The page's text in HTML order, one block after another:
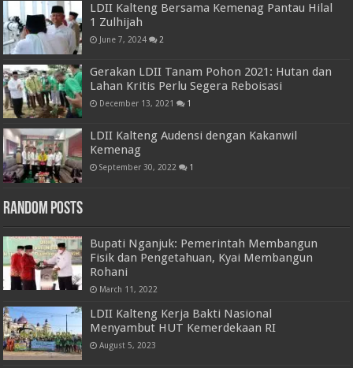
LDII Kalteng Bersama Kemenag Pantau Hilal
1 Zulhijah
June 7, 2024 2
Gerakan LDII Tanam Pohon 2021: Hutan dan
Lahan Kritis Perlu Segera Reboisasi
December 13, 2021 1
LDII Kalteng Audensi dengan Kakanwil
Kemenag
September 30, 2022 1
Random Posts
Bupati Nganjuk: Pemerintah Membangun
Fisik dan Pengetahuan, Kyai Membangun
Rohani
March 11, 2022
LDII Kalteng Kerja Bakti Nasional
Menyambut HUT Kemerdekaan RI
August 5, 2023